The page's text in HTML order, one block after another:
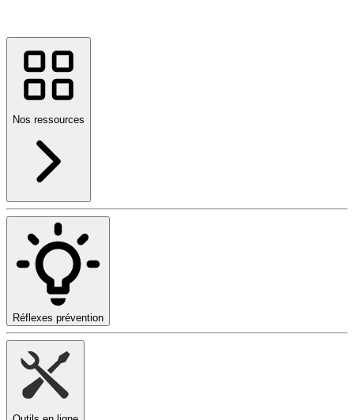
Nos ressources
Réflexes prévention